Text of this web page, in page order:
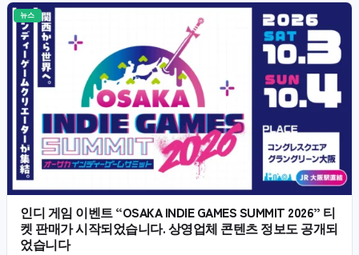
뉴스
인디 게임 이벤트 “OSAKA INDIE GAMES SUMMIT 2026” 티
켓 판매가 시작되었습니다. 상영업체 콘텐츠 정보도 공개되
었습니다